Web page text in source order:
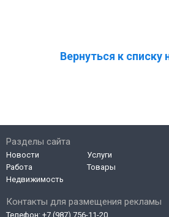
Вернуться к списку
Контакты для размещения рекламы
Телефон: +7 (987) 756-11-20
Разделы сайта
Новости
Работа
Недвижимость
Услуги
Товары